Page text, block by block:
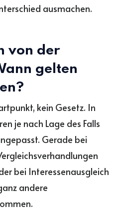
ausmachen.
von der
gelten
kein Gesetz. In
je nach Lage des Falls
Gerade bei
bei Interessenausgleich
andere